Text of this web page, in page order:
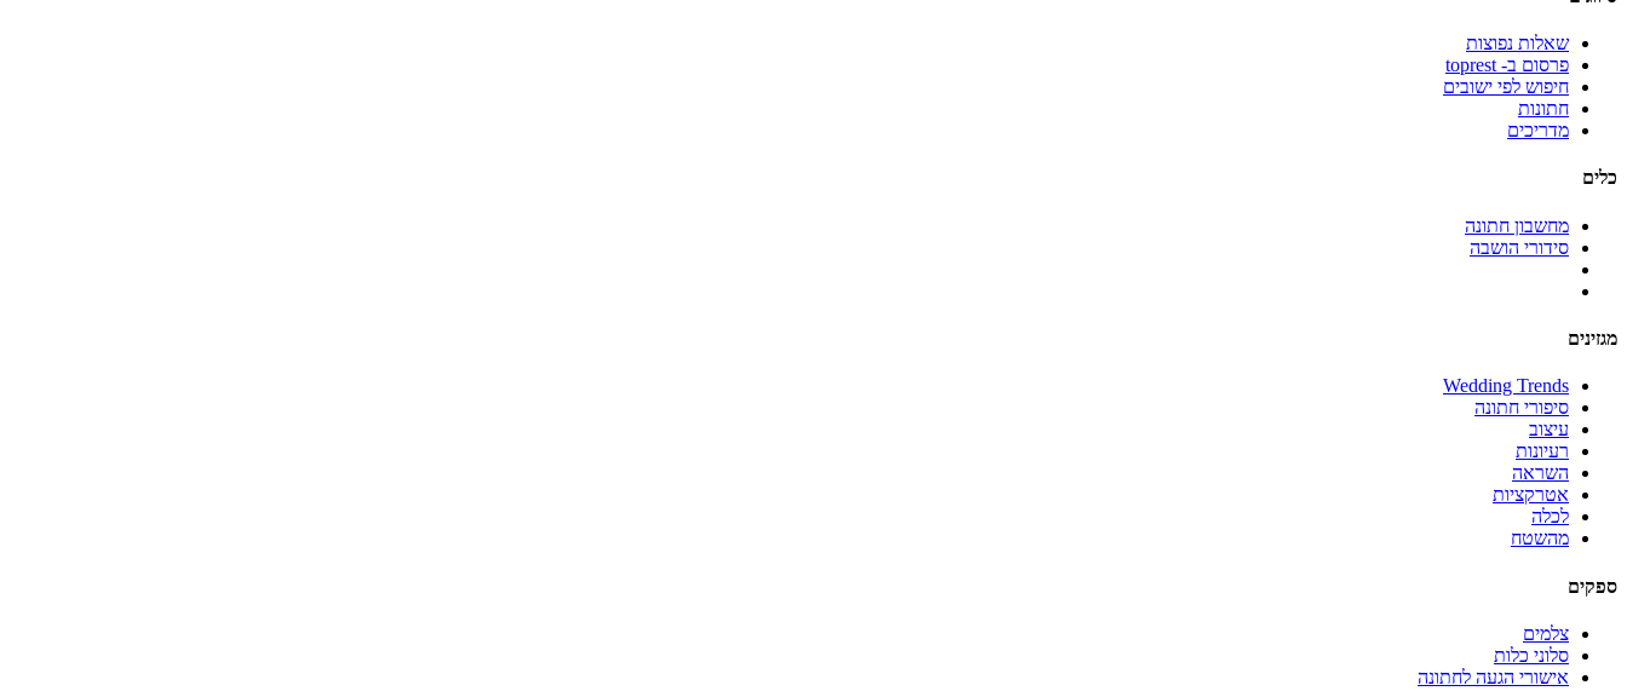
שאלות נפוצות
פרסום ב- toprest
חיפוש לפי ישובים
חתונות
מדריכים
כלים
מחשבון חתונה
סידורי הושבה
מגזינים
Wedding Trends
סיפורי חתונה
עיצוב
רעיונות
השראה
אטרקציות
לכלה
מהשטח
ספקים
צלמים
סלוני כלות
אישורי הגעה לחתונה